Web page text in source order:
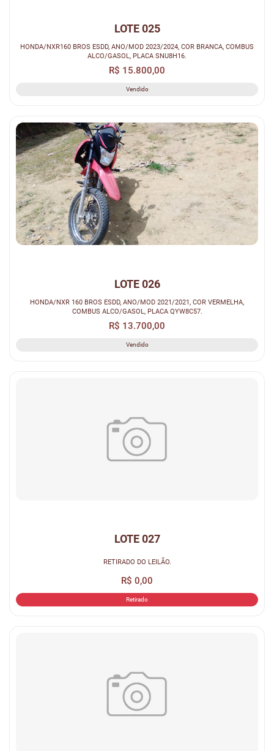
LOTE 025
HONDA/NXR160 BROS ESDD, ANO/MOD 2023/2024, COR BRANCA, COMBUS
ALCO/GASOL, PLACA SNU8H16.
R$ 15.800,00
Vendido
LOTE 026
HONDA/NXR 160 BROS ESDD, ANO/MOD 2021/2021, COR VERMELHA,
COMBUS ALCO/GASOL, PLACA QYW8C57.
R$ 13.700,00
Vendido
LOTE 027
RETIRADO DO LEILÃO.
R$ 0,00
Retirado